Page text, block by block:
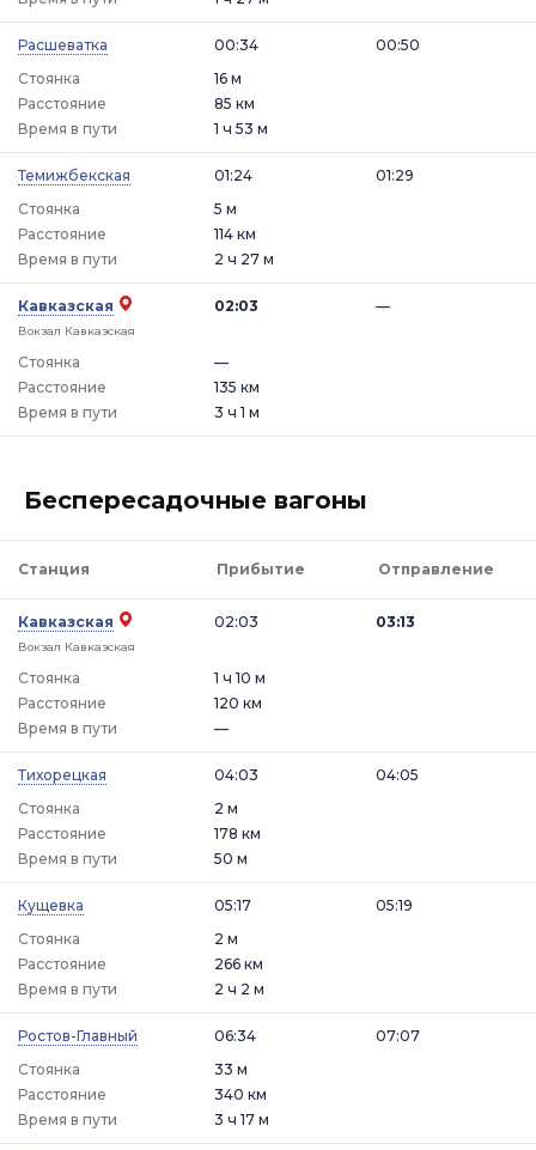
Расшеватка
00:34
Стоянка
16 м
00:50
Расстояние
85 км
Время в пути
1 ч 53 м
Темижбекская
01:24
Стоянка
5 м
01:29
Расстояние
114 км
Время в пути
2 ч 27 м
Кавказская
Вокзал Кавказская
02:03
Стоянка —
—
Расстояние
135 км
Время в пути
3 ч 1 м
Беспересадочные вагоны
Станция Прибытие Отправление
Кавказская
Вокзал Кавказская
02:03
Стоянка 1 ч 10 м
03:13
Расстояние
120 км
Время в пути
—
Тихорецкая
04:03
Стоянка
2 м
04:05
Расстояние
178 км
Время в пути
50 м
Кущевка
05:17
Стоянка
2 м
05:19
Расстояние
266 км
Время в пути
2 ч 2 м
Ростов-Главный
06:34
Стоянка
33 м
07:07
Расстояние
340 км
Время в пути
3 ч 17 м